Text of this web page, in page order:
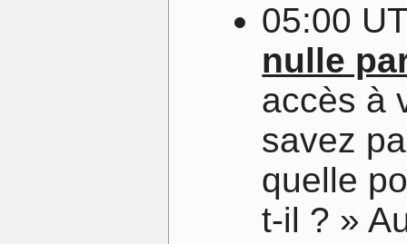
05:00
nulle
accès à
savez
quelle
t-il ? »